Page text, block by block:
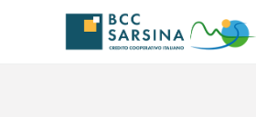
Salta al contenuto principale